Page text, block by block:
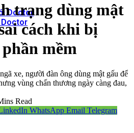
Doctor
Doctor
trạng dùng mật
cách khi bị
mềm
xe, người đàn ông dùng mật gấu để
vùng chấn thương ngày càng đau,
Read
WhatsApp Email Telegram